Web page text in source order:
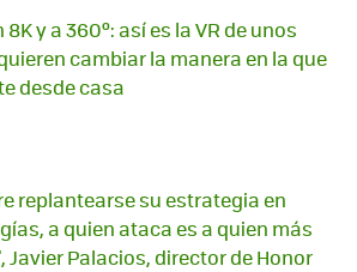
y a 360º: así es la VR de unos
cambiar la manera en la que
desde casa
replantearse su estrategia en
a quien ataca es a quien más
Javier Palacios, director de Honor